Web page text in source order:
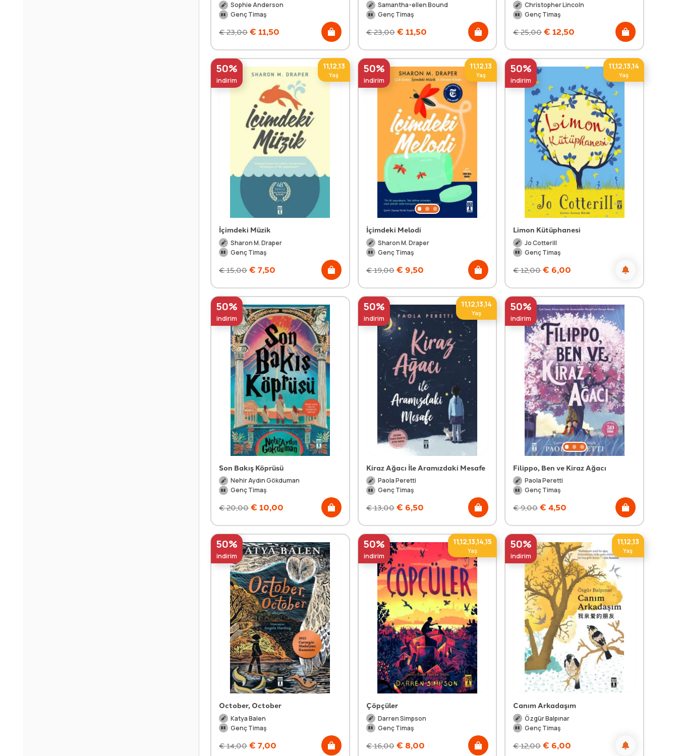
Sophie Anderson
Genç Timaş
€23,00 € 11,50
Samantha-ellen Bound
Genç Timaş
€23,00 € 11,50
Christopher Lincoln
Genç Timaş
€25,00 € 12,50
50%
indirim
11,12,13
Yaş
İçimdeki Müzik
Sharon M. Draper
Genç Timaş
€15,00 € 7,50
50%
indirim
11,12,13
Yaş
İçimdeki Melodi
Sharon M. Draper
Genç Timaş
€19,00 € 9,50
50%
indirim
11,12,13,14
Yaş
Limon Kütüphanesi
Jo Cotterill
Genç Timaş
€12,00 € 6,00
50%
indirim
Son Bakış Köprüsü
Nehir Aydın Gökduman
Genç Timaş
€20,00 € 10,00
50%
indirim
11,12,13,14
Yaş
Kiraz Ağacı İle Aramızdaki Mesafe
Paola Peretti
Genç Timaş
€13,00 € 6,50
50%
indirim
Filippo, Ben ve Kiraz Ağacı
Paola Peretti
Genç Timaş
€9,00 € 4,50
50%
indirim
October, October
Katya Balen
Genç Timaş
€14,00 € 7,00
50%
indirim
11,12,13,14,15
Yaş
Çöpçüler
Darren Simpson
Genç Timaş
€16,00 € 8,00
50%
indirim
11,12,13
Yaş
Canım Arkadaşım
Özgür Balpınar
Genç Timaş
€12,00 € 6,00